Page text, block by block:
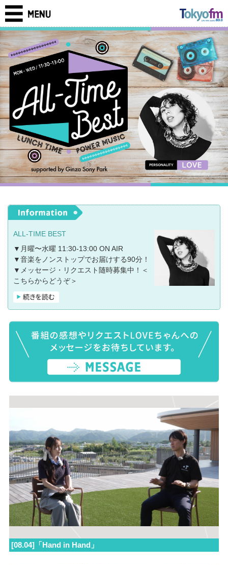
ALL-TIME BEST
▼月曜〜水曜 11:30-13:00 ON AIR
▼音楽をノンストップでお届けする90分！
▼メッセージ・リクエスト随時募集中！ ＜
こちらからどうぞ＞
★★★「ALL-TIME BEST〜LUNCH TIME
POWER MUSIC〜supprted by Ginza Sony
[08.04]「Hand in Hand」